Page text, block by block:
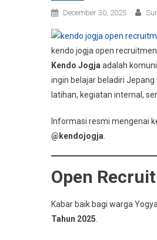
December 30, 2025
kendo jogja open
Kendo Jogja adalah
ingin belajar beladiri
latihan, kegiatan internal,
Informasi resmi mengenai
@kendojogja
Open
Kabar baik bagi warga
Tahun 2025